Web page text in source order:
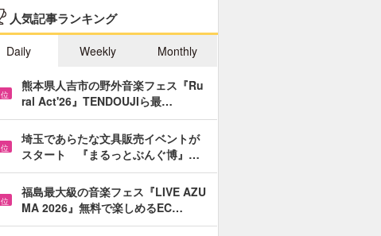
人気記事ランキング
Daily Weekly Monthly
位
熊本県人吉市の野外音楽フェス『Ru
ral Act'26』TENDOUJIら最…
位
埼玉であらたな文具販売イベントが
スタート 『まるっとぶんぐ博』…
位
福島最大級の音楽フェス『LIVE AZU
MA 2026』無料で楽しめるEC…